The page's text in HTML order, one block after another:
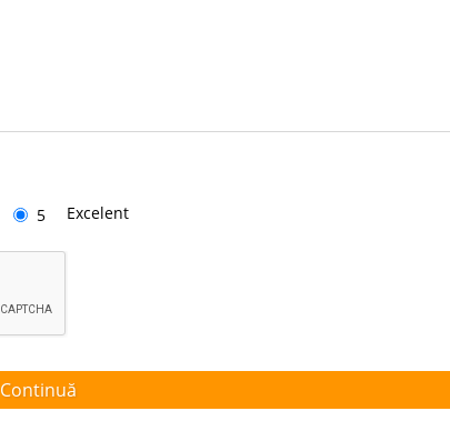
5 Excelent
Continuă